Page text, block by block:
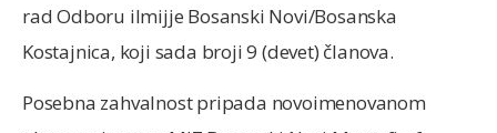
rad Odboru ilmijje Bosanski Novi/Bosanska
Kostajnica, koji sada broji 9 (devet) članova.
Posebna zahvalnost pripada novoimenovanom